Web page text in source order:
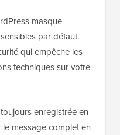
masque
par défaut.
qui empêche les
techniques sur votre
enregistrée en
message complet en